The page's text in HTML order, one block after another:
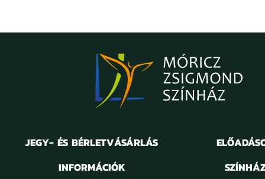
JEGY- ÉS BÉRLETVÁSÁRLÁS
INFORMÁCIÓK